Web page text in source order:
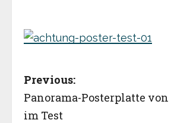
P
o
Previous:
Panorama-Posterplatte
im Test